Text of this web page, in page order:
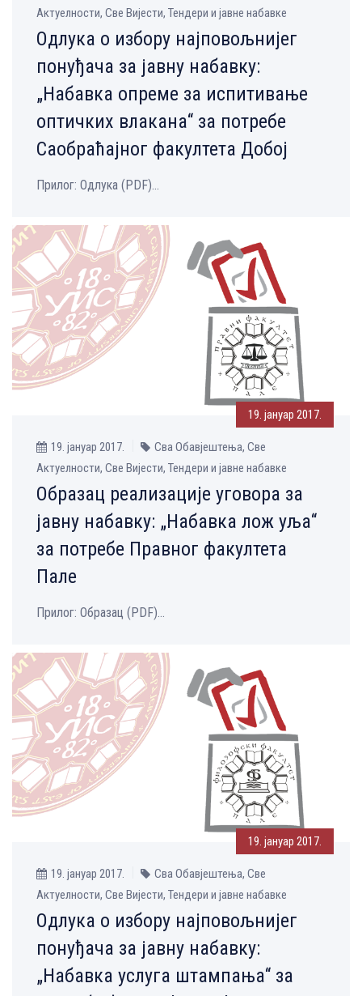
Aктуелности, Све Вијести, Тендери и јавне набавке
Одлука о избору најповољнијег
понуђача за јавну набавку:
„Набавка опреме за испитивање
оптичких влакана“ за потребе
Саобраћајног факултета Добој
Прилог: Одлука (PDF)...
19. јануар 2017.
19. јануар 2017.
Сва Обавјештења, Све
Aктуелности, Све Вијести, Тендери и јавне набавке
Образац реализације уговора за
јавну набавку: „Набавка лож уља“
за потребе Правног факултета
Пале
Прилог: Образац (PDF)...
19. јануар 2017.
19. јануар 2017.
Сва Обавјештења, Све
Aктуелности, Све Вијести, Тендери и јавне набавке
Одлука о избору најповољнијег
понуђача за јавну набавку:
„Набавка услуга штампања“ за